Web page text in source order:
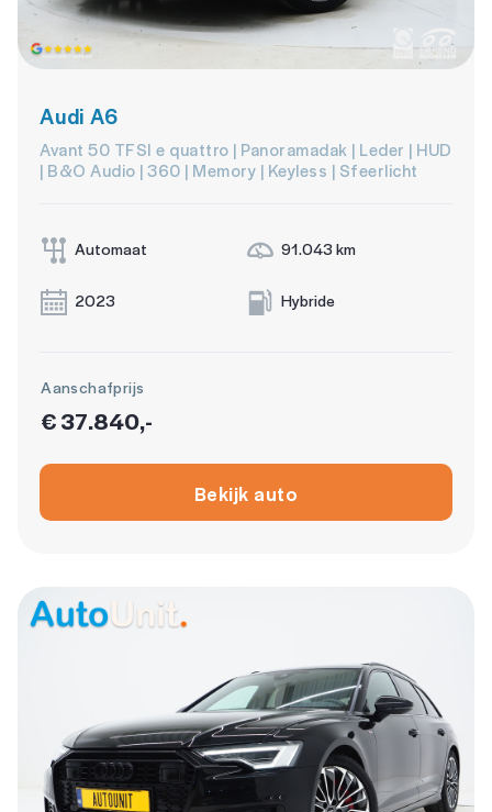
Audi A6
Avant 50 TFSI e quattro | Panoramadak | Leder | HUD
| B&O Audio | 360 | Memory | Keyless | Sfeerlicht
Automaat 91.043 km
2023 Hybride
Aanschafprijs
€ 37.840,-
Bekijk auto